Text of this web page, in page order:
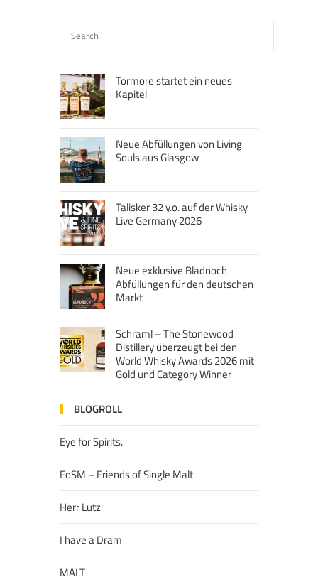
Tormore startet ein neues
Kapitel
Neue Abfüllungen von Living
Souls aus Glasgow
Talisker 32 y.o. auf der Whisky
Live Germany 2026
Neue exklusive Bladnoch
Abfüllungen für den deutschen
Markt
Schraml – The Stonewood
Distillery überzeugt bei den
World Whisky Awards 2026 mit
Gold und Category Winner
BLOGROLL
Eye for Spirits.
FoSM – Friends of Single Malt
Herr Lutz
I have a Dram
MALT